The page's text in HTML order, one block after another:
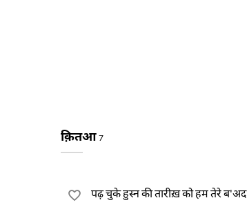
क़ितआ 7
पढ़ चुके हुस्न की तारीख़ को हम तेरे ब'अद